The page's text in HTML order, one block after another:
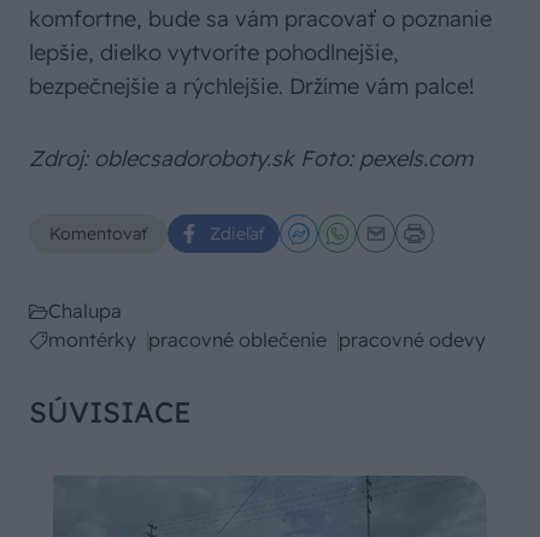
komfortne, bude sa vám pracovať o poznanie
lepšie, dielko vytvoríte pohodlnejšie,
bezpečnejšie a rýchlejšie. Držíme vám palce!
Zdroj: oblecsadoroboty.sk Foto: pexels.com
Komentovať Zdieľať
Chalupa
montérky pracovné oblečenie pracovné odevy
SÚVISIACE